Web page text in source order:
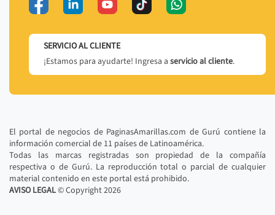
SERVICIO AL CLIENTE
¡Estamos para ayudarte! Ingresa a servicio al cliente.
El portal de negocios de PaginasAmarillas.com de Gurú contiene la
información comercial de 11 países de Latinoamérica.
Todas las marcas registradas son propiedad de la compañía
respectiva o de Gurú. La reproducción total o parcial de cualquier
material contenido en este portal está prohibido.
AVISO LEGAL© Copyright2026